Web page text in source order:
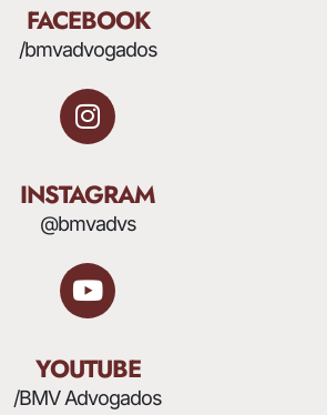
FACEBOOK
/bmvadvogados
INSTAGRAM
@bmvadvs
YOUTUBE
/BMV Advogados